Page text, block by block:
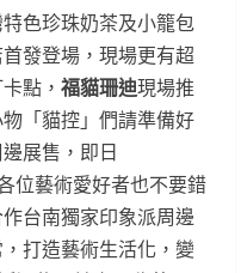
色珍珠奶茶及小籠包
發登場，現場更有超
點， 福貓珊迪現場推
「貓控」們請準備好
展售，即日
位藝術愛好者也不要錯
台南獨家印象派周邊
打造藝術生活化，變